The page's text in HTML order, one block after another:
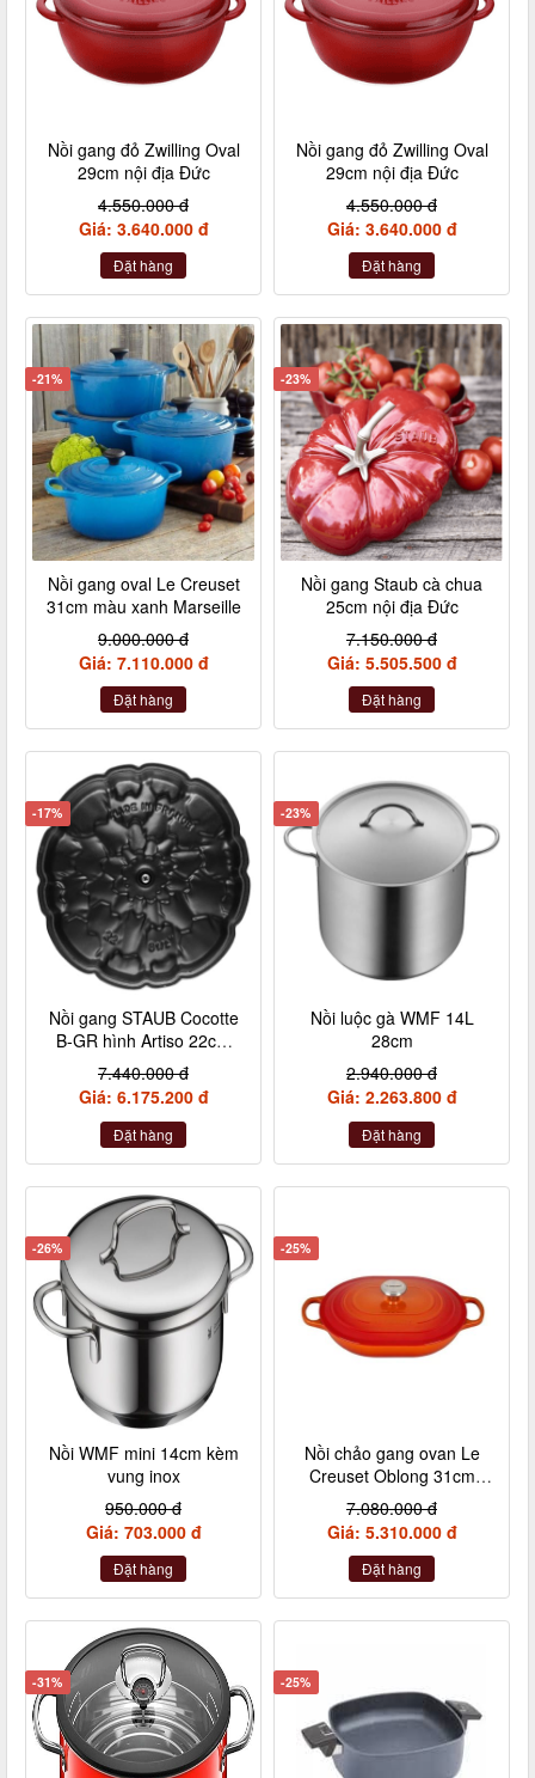
Nồi gang đỏ Zwilling Oval
29cm nội địa Đức
4.550.000 đ
Giá: 3.640.000 đ
Đặt hàng
Nồi gang đỏ Zwilling Oval
29cm nội địa Đức
4.550.000 đ
Giá: 3.640.000 đ
Đặt hàng
-21%
Nồi gang oval Le Creuset
31cm màu xanh Marseille
9.000.000 đ
Giá: 7.110.000 đ
Đặt hàng
-23%
Nồi gang Staub cà chua
25cm nội địa Đức
7.150.000 đ
Giá: 5.505.500 đ
Đặt hàng
-17%
Nồi gang STAUB Cocotte
B-GR hình Artiso 22cm
màu xanh lá
7.440.000 đ
Giá: 6.175.200 đ
Đặt hàng
-23%
Nồi luộc gà WMF 14L
28cm
2.940.000 đ
Giá: 2.263.800 đ
Đặt hàng
-26%
Nồi WMF mini 14cm kèm
vung inox
950.000 đ
Giá: 703.000 đ
Đặt hàng
-25%
Nồi chảo gang ovan Le
Creuset Oblong 31cm
màu cam
7.080.000 đ
Giá: 5.310.000 đ
Đặt hàng
-31% -25%